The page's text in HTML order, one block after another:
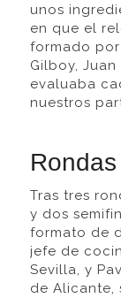
unos
en que el
formado por
Gilboy,
evaluaba
nuestros
Tras tres
y dos
formato de
jefe de
Sevilla, y
de Alicante,